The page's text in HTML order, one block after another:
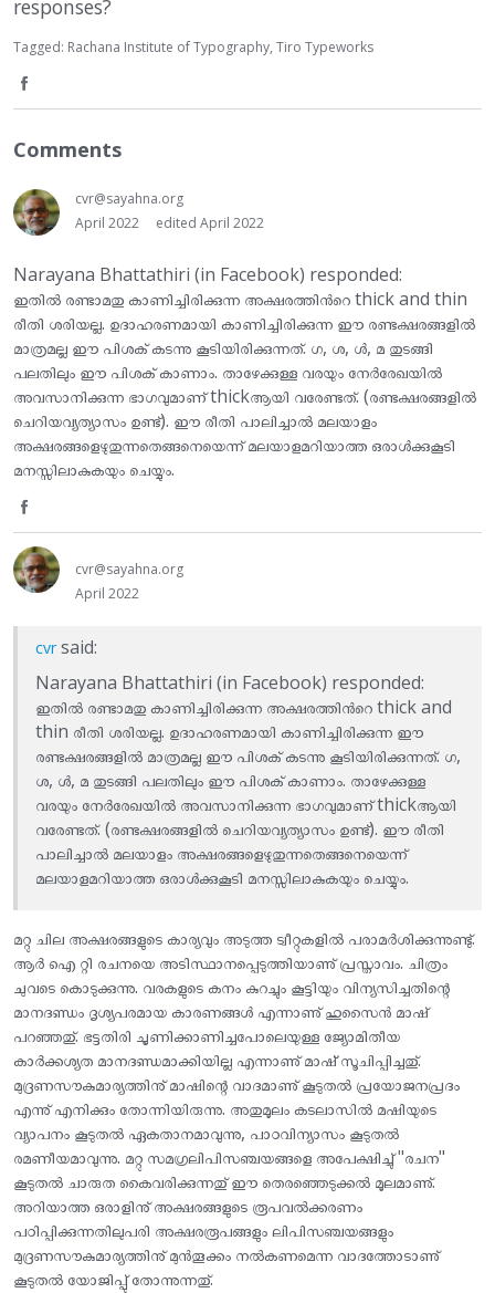
responses?
Tagged: Rachana Institute of Typography Tiro Typeworks
h
r
o
n
F
c
b
o
Comments
cvr@sayahna.org
April 2022
edited April 2022
Narayana Bhattathiri (in Facebook) responded:
ഇതില്‍ രണ്ടാമതു കാണിച്ചിരിക്കുന്ന അക്ഷരത്തിന്‍റെ thick and thin
രീതി ശരിയല്ല. ഉദാഹരണമായി കാണിച്ചിരിക്കുന്ന ഈ രണ്ടക്ഷരങ്ങളില്‍
മാത്രമല്ല ഈ പിശക് കടന്നു കൂടിയിരിക്കുന്നത്. ഗ, ശ, ള്‍, മ തുടങ്ങി
പലതിലും ഈ പിശക് കാണാം. താഴേക്കുള്ള വരയും നേര്‍രേഖയില്‍
അവസാനിക്കുന്ന ഭാഗവുമാണ് thickആയി വരേണ്ടത്. (രണ്ടക്ഷരങ്ങളില്‍
ചെറിയവ്യത്യാസം ഉണ്ട്). ഈ രീതി പാലിച്ചാല്‍ മലയാളം
അക്ഷരങ്ങളെഴുതുന്നതെങ്ങനെയെന്ന് മലയാളമറിയാത്ത ഒരാള്‍ക്കുകൂടി
മനസ്സിലാകുകയും ചെയ്യും.
h
e
b
o
k
cvr@sayahna.org
April 2022
cvr said:
Narayana Bhattathiri (in Facebook) responded:
ഇതില്‍ രണ്ടാമതു കാണിച്ചിരിക്കുന്ന അക്ഷരത്തിന്‍റെ thick and
thin രീതി ശരിയല്ല. ഉദാഹരണമായി കാണിച്ചിരിക്കുന്ന ഈ
രണ്ടക്ഷരങ്ങളില്‍ മാത്രമല്ല ഈ പിശക് കടന്നു കൂടിയിരിക്കുന്നത്. ഗ,
ശ, ള്‍, മ തുടങ്ങി പലതിലും ഈ പിശക് കാണാം. താഴേക്കുള്ള
വരയും നേര്‍രേഖയില്‍ അവസാനിക്കുന്ന ഭാഗവുമാണ് thickആയി
വരേണ്ടത്. (രണ്ടക്ഷരങ്ങളില്‍ ചെറിയവ്യത്യാസം ഉണ്ട്). ഈ രീതി
പാലിച്ചാല്‍ മലയാളം അക്ഷരങ്ങളെഴുതുന്നതെങ്ങനെയെന്ന്
മലയാളമറിയാത്ത ഒരാള്‍ക്കുകൂടി മനസ്സിലാകുകയും ചെയ്യും.
മറ്റു ചില അക്ഷരങ്ങളുടെ കാര്യവും അടുത്ത ട്വീറ്റുകളിൽ പരാമർശിക്കുന്നുണ്ടു്.
ആർ ഐ റ്റി രചനയെ അടിസ്ഥാനപ്പെടുത്തിയാണു് പ്രസ്താവം. ചിത്രം
ചുവടെ കൊടുക്കുന്നു. വരകളുടെ കനം‌ കുറച്ചും കൂട്ടിയും വിന്യസിച്ചതിന്റെ
മാനദണ്ഡം ദൃശ്യപരമായ കാരണങ്ങൾ എന്നാണു് ഹുസൈൻ മാഷ്
പറഞ്ഞതു്. ഭട്ടതിരി ചൂണിക്കാണിച്ചപോലെയുള്ള ജ്യോമിതീയ
കാർക്കശ്യത മാനദണ്ഡമാക്കിയില്ല എന്നാണു് മാഷ്് സൂചിപ്പിച്ചതു്.
മുദ്രണസൗകുമാര്യത്തിനു് മാഷിന്റെ വാദമാണു് കൂടുതൽ പ്രയോജനപ്രദം
എന്നു് എനിക്കും തോന്നിയിരുന്നു. അതുമൂലം കടലാസിൽ മഷിയുടെ
വ്യാപനം കൂടുതൽ ഏകതാനമാവുന്നു, പാഠവിന്യാസം കൂടുതൽ
രമണീയമാവുന്നു. മറ്റു സമഗ്രലിപിസഞ്ചയങ്ങളെ അപേക്ഷിച്ചു് "രചന"
കൂടുതൽ ചാരുത കൈവരിക്കുന്നതു് ഈ തെരഞ്ഞെടുക്കൽ മൂലമാണു്.
അറിയാത്ത ഒരാളിനു് അക്ഷരങ്ങളുടെ രൂപവൽക്കരണം
പഠിപ്പിക്കുന്നതിലുപരി അക്ഷരരൂപങ്ങളും ലിപിസഞ്ചയങ്ങളും
മുദ്രണസൗകുമാര്യത്തിനു് മുൻതൂക്കം നല്‍കണമെന്ന വാദത്തോടാണു്
കൂടുതൽ യോജിപ്പു് തോന്നുന്നതു്.